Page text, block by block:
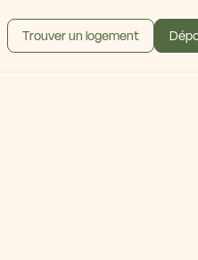
Trouver un logement